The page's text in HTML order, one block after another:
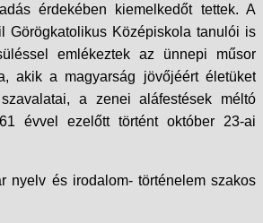
érdekében kiemelkedőt tettek. A
Görögkatolikus Középiskola tanulói is
emlékeztek az ünnepi műsor
akik a magyarság jövőjéért életüket
a zenei aláfestések méltó
évvel ezelőtt történt október 23-ai
nyelv és irodalom- történelem szakos